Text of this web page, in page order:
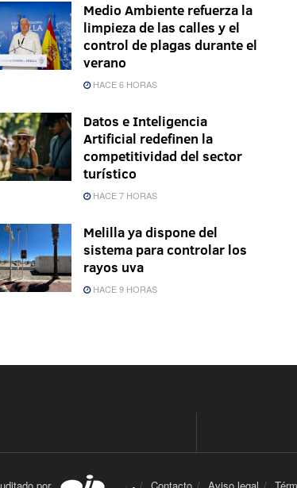
Medio Ambiente refuerza la
limpieza de las calles y el
control de plagas durante el
verano
HACE 6 HORAS
Datos e Inteligencia
Artificial redefinen la
competitividad del sector
turístico
HACE 7 HORAS
Melilla ya dispone del
sistema para controlar los
rayos uva
HACE 9 HORAS